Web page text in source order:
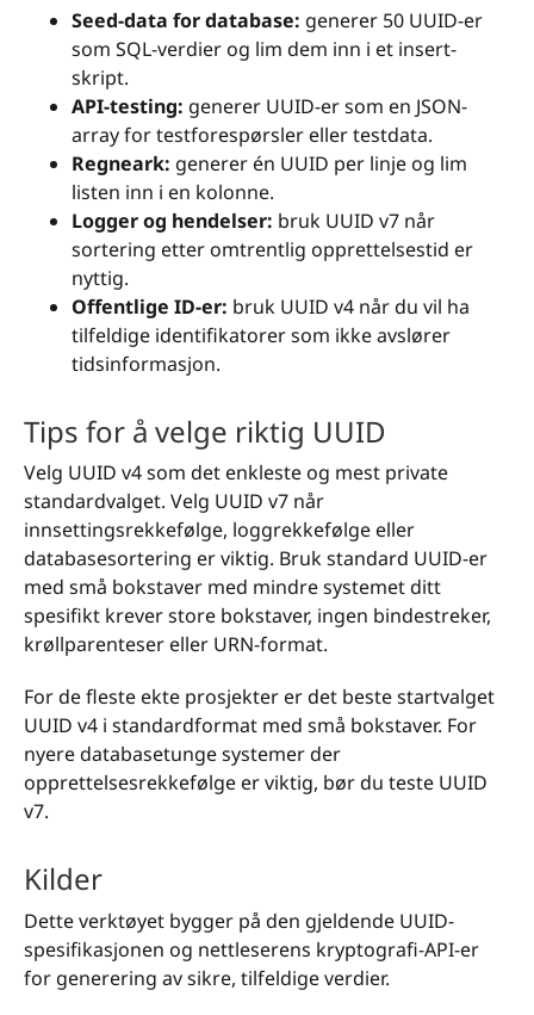
Seed-data for database: generer 50 UUID-er
som SQL-verdier og lim dem inn i et insert-
skript.
API-testing: generer UUID-er som en JSON-
array for testforespørsler eller testdata.
Regneark: generer én UUID per linje og lim
listen inn i en kolonne.
Logger og hendelser: bruk UUID v7 når
sortering etter omtrentlig opprettelsestid er
nyttig.
Offentlige ID-er: bruk UUID v4 når du vil ha
tilfeldige identifikatorer som ikke avslører
tidsinformasjon.
Tips for å velge riktig UUID
Velg UUID v4 som det enkleste og mest private
standardvalget. Velg UUID v7 når
innsettingsrekkefølge, loggrekkefølge eller
databasesortering er viktig. Bruk standard UUID-er
med små bokstaver med mindre systemet ditt
spesifikt krever store bokstaver, ingen bindestreker,
krøllparenteser eller URN-format.
For de fleste ekte prosjekter er det beste startvalget
UUID v4 i standardformat med små bokstaver. For
nyere databasetunge systemer der
opprettelsesrekkefølge er viktig, bør du teste UUID
v7.
Kilder
Dette verktøyet bygger på den gjeldende UUID-
spesifikasjonen og nettleserens kryptografi-API-er
for generering av sikre, tilfeldige verdier.